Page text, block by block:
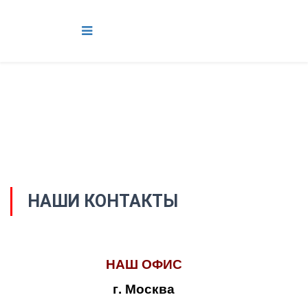
НАШИ КОНТАКТЫ
НАШ ОФИС
г. Москва